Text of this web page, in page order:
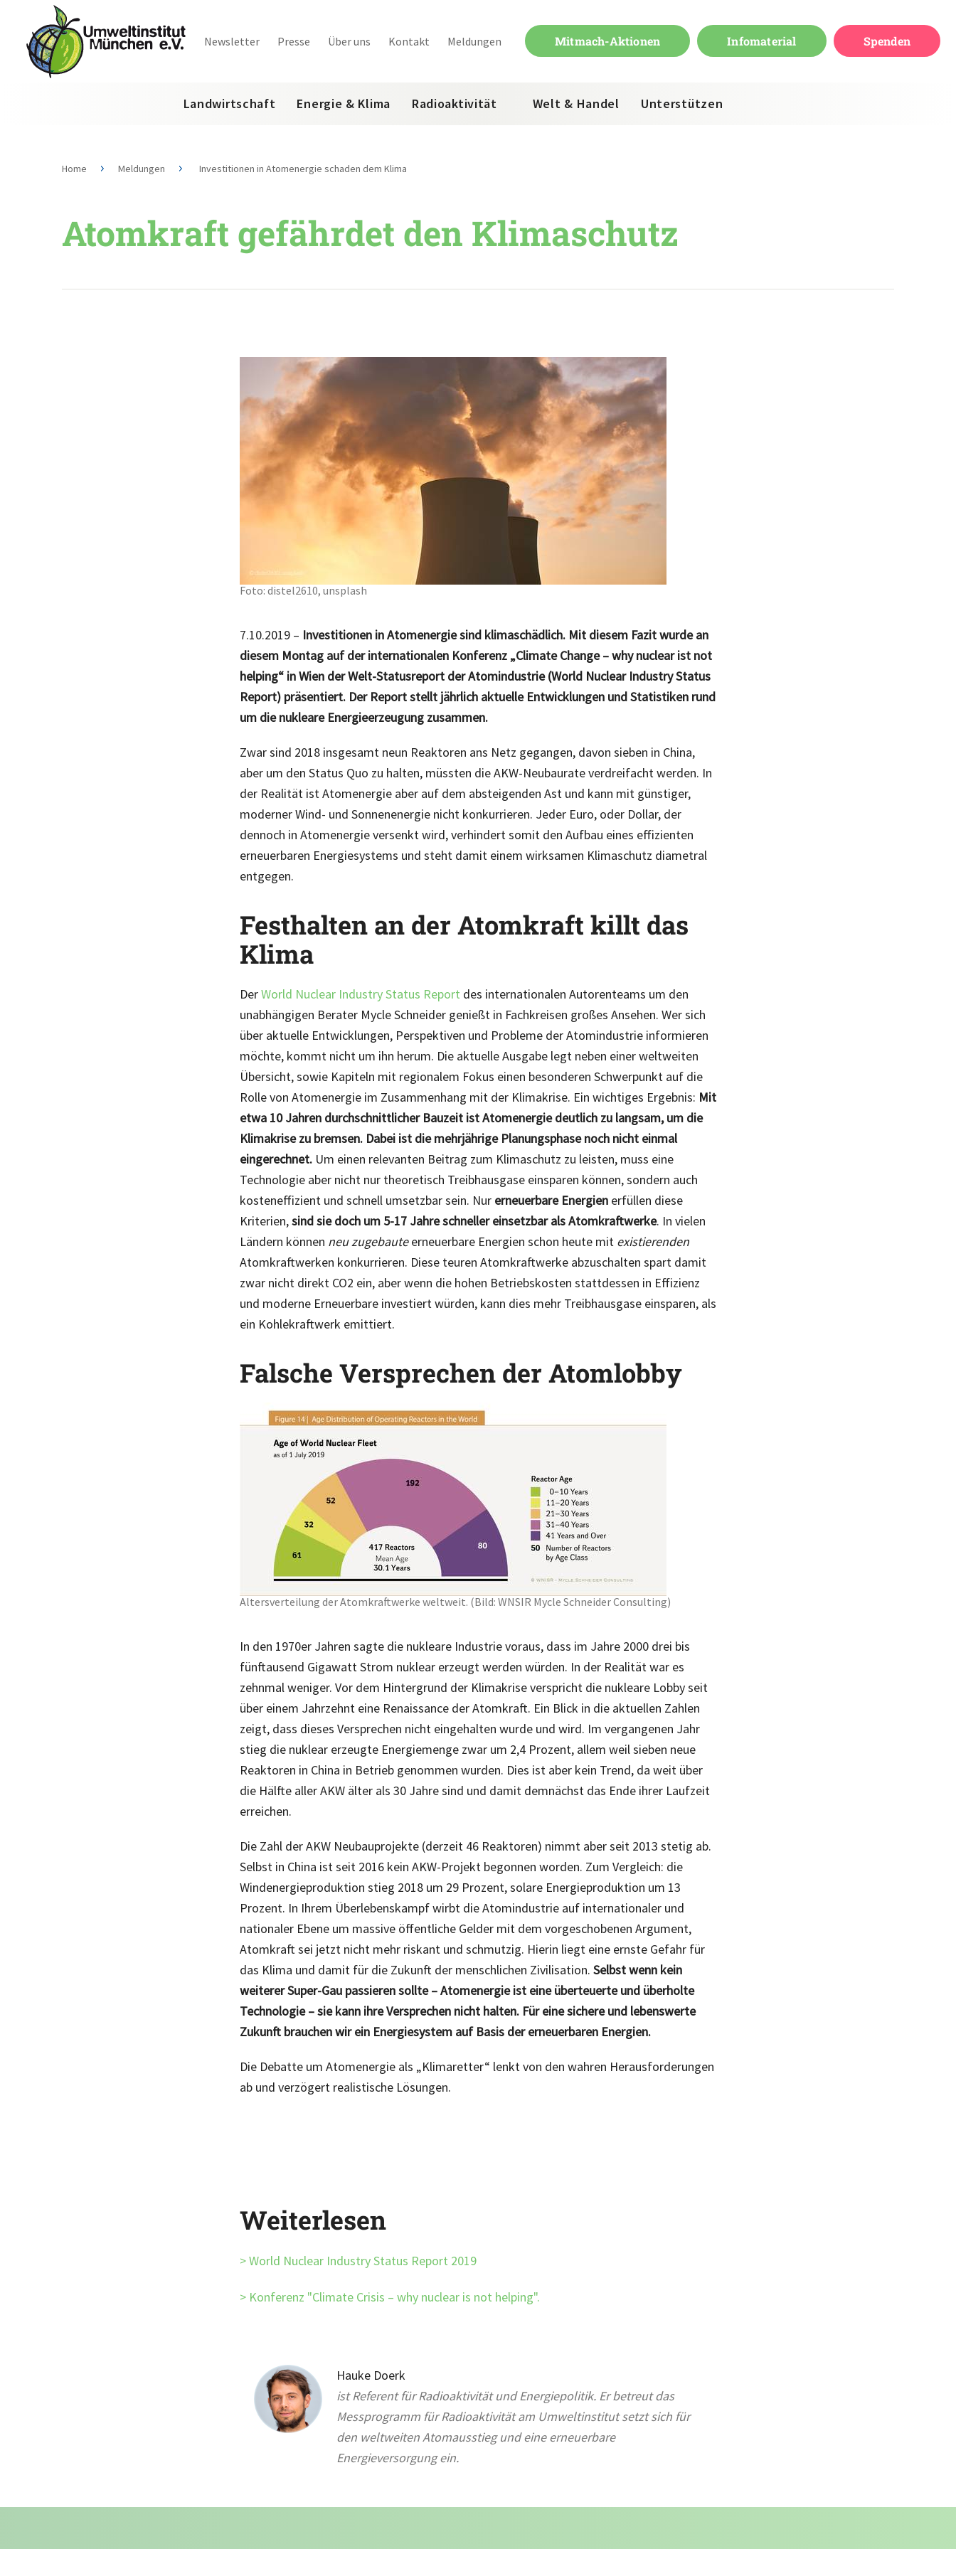
Newsletter Presse Über uns Kontakt Meldungen Mitmach-Aktionen Infomaterial Spenden
Landwirtschaft Energie & Klima Radioaktivität Welt & Handel Unterstützen
Home Meldungen Investitionen in Atomenergie schaden dem Klima
Atomkraft gefährdet den Klimaschutz
Foto: distel2610, unsplash
7.10.2019 – Investitionen in Atomenergie sind klimaschädlich. Mit diesem Fazit wurde an
diesem Montag auf der internationalen Konferenz „Climate Change – why nuclear ist not
helping“ in Wien der Welt-Statusreport der Atomindustrie (World Nuclear Industry Status
Report) präsentiert. Der Report stellt jährlich aktuelle Entwicklungen und Statistiken rund
um die nukleare Energieerzeugung zusammen.
Zwar sind 2018 insgesamt neun Reaktoren ans Netz gegangen, davon sieben in China,
aber um den Status Quo zu halten, müssten die AKW-Neubaurate verdreifacht werden. In
der Realität ist Atomenergie aber auf dem absteigenden Ast und kann mit günstiger,
moderner Wind- und Sonnenenergie nicht konkurrieren. Jeder Euro, oder Dollar, der
dennoch in Atomenergie versenkt wird, verhindert somit den Aufbau eines effizienten
erneuerbaren Energiesystems und steht damit einem wirksamen Klimaschutz diametral
entgegen.
Festhalten an der Atomkraft killt das
Klima
DerWorld Nuclear Industry Status Report des internationalen Autorenteams um den
unabhängigen Berater Mycle Schneider genießt in Fachkreisen großes Ansehen. Wer sich
über aktuelle Entwicklungen, Perspektiven und Probleme der Atomindustrie informieren
möchte, kommt nicht um ihn herum. Die aktuelle Ausgabe legt neben einer weltweiten
Übersicht, sowie Kapiteln mit regionalem Fokus einen besonderen Schwerpunkt auf die
Rolle von Atomenergie im Zusammenhang mit der Klimakrise. Ein wichtiges Ergebnis: Mit
etwa 10 Jahren durchschnittlicher Bauzeit ist Atomenergie deutlich zu langsam, um die
Klimakrise zu bremsen. Dabei ist die mehrjährige Planungsphase noch nicht einmal
eingerechnet. Um einen relevanten Beitrag zum Klimaschutz zu leisten, muss eine
Technologie aber nicht nur theoretisch Treibhausgase einsparen können, sondern auch
kosteneffizient und schnell umsetzbar sein. Nur erneuerbare Energien erfüllen diese
Kriterien,sind sie doch um 5-17 Jahre schneller einsetzbar als Atomkraftwerke. In vielen
Ländern können neu zugebauteerneuerbare Energien schon heute mit existierenden
Atomkraftwerken konkurrieren. Diese teuren Atomkraftwerke abzuschalten spart damit
zwar nicht direkt CO2 ein, aber wenn die hohen Betriebskosten stattdessen in Effizienz
und moderne Erneuerbare investiert würden, kann dies mehr Treibhausgase einsparen, als
ein Kohlekraftwerk emittiert.
Falsche Versprechen der Atomlobby
Altersverteilung der Atomkraftwerke weltweit. (Bild: WNSIR Mycle Schneider Consulting)
In den 1970er Jahren sagte die nukleare Industrie voraus, dass im Jahre 2000 drei bis
fünftausend Gigawatt Strom nuklear erzeugt werden würden. In der Realität war es
zehnmal weniger. Vor dem Hintergrund der Klimakrise verspricht die nukleare Lobby seit
über einem Jahrzehnt eine Renaissance der Atomkraft. Ein Blick in die aktuellen Zahlen
zeigt, dass dieses Versprechen nicht eingehalten wurde und wird. Im vergangenen Jahr
stieg die nuklear erzeugte Energiemenge zwar um 2,4 Prozent, allem weil sieben neue
Reaktoren in China in Betrieb genommen wurden. Dies ist aber kein Trend, da weit über
die Hälfte aller AKW älter als 30 Jahre sind und damit demnächst das Ende ihrer Laufzeit
erreichen.
Die Zahl der AKW Neubauprojekte (derzeit 46 Reaktoren) nimmt aber seit 2013 stetig ab.
Selbst in China ist seit 2016 kein AKW-Projekt begonnen worden. Zum Vergleich: die
Windenergieproduktion stieg 2018 um 29 Prozent, solare Energieproduktion um 13
Prozent. In Ihrem Überlebenskampf wirbt die Atomindustrie auf internationaler und
nationaler Ebene um massive öffentliche Gelder mit dem vorgeschobenen Argument,
Atomkraft sei jetzt nicht mehr riskant und schmutzig. Hierin liegt eine ernste Gefahr für
das Klima und damit für die Zukunft der menschlichen Zivilisation. Selbst wenn kein
weiterer Super-Gau passieren sollte – Atomenergie ist eine überteuerte und überholte
Technologie – sie kann ihre Versprechen nicht halten. Für eine sichere und lebenswerte
Zukunft brauchen wir ein Energiesystem auf Basis der erneuerbaren Energien.
Die Debatte um Atomenergie als „Klimaretter“ lenkt von den wahren Herausforderungen
ab und verzögert realistische Lösungen.
Weiterlesen
World Nuclear Industry Status Report 2019
Konferenz "Climate Crisis – why nuclear is not helping".
Hauke Doerk
ist Referent für Radioaktivität und Energiepolitik. Er betreut das
Messprogramm für Radioaktivität am Umweltinstitut setzt sich für
den weltweiten Atomausstieg und eine erneuerbare
Energieversorgung ein.